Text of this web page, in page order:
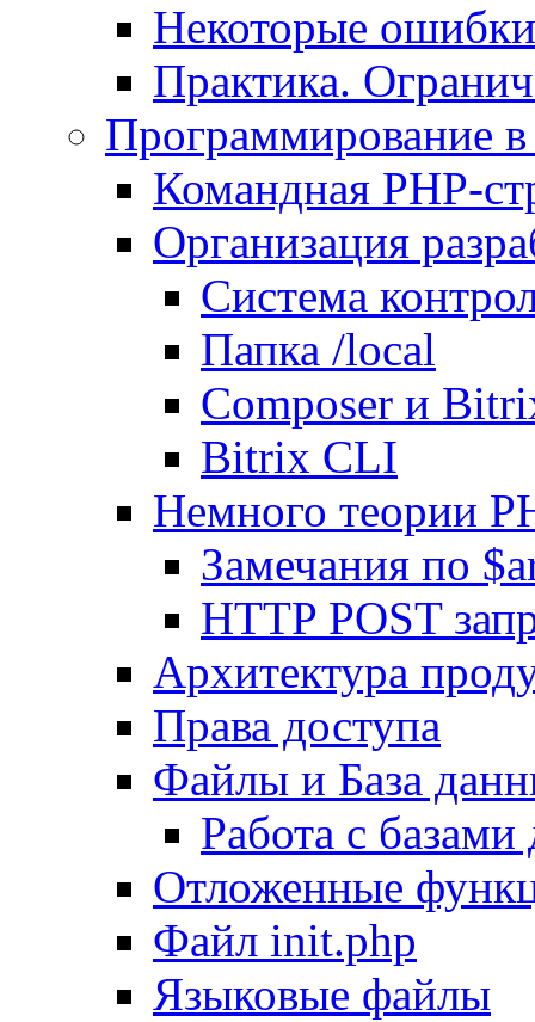
Некоторые
Практика.
Программирование
Командная PHP-
Организация
Система
Папка /local
Composer и
Bitrix CLI
Немного теории
Замечания по
HTTP POST
Архитектура
Права доступа
Файлы и База
Работа с
Отложенные
Файл init.php
Языковые файлы